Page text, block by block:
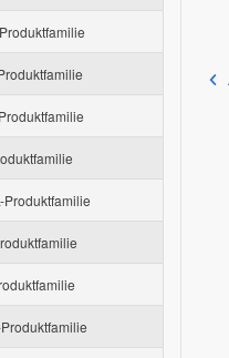
Produktfamilie